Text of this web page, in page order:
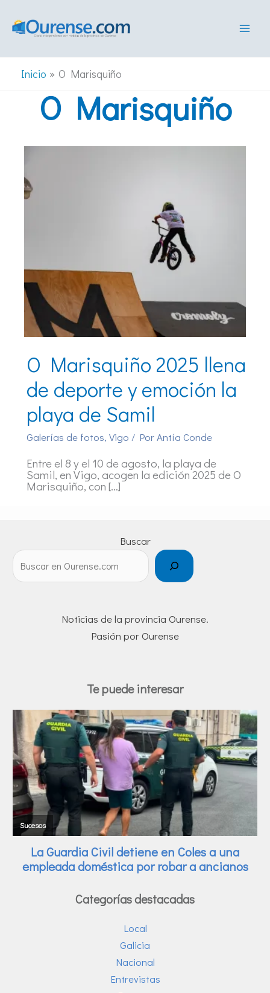
Inicio O Marisquiño
O Marisquiño
O Marisquiño 2025 llena
de deporte y emoción la
playa de Samil
Galerías de fotos, Vigo / PorAntía Conde
Entre el 8 y el 10 de agosto, la playa de
Samil, en Vigo, acogen la edición 2025 de O
Marisquiño, con […]
Buscar
Noticias de la provincia Ourense.
Pasión por Ourense
Te puede interesar
Categorías destacadas
Local
Galicia
Nacional
Entrevistas